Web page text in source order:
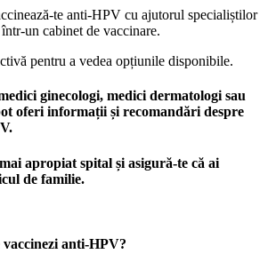
te anti-HPV cu ajutorul specialiștilor
un cabinet de vaccinare.
pentru a vedea opțiunile disponibile.
ginecologi, medici dermatologi sau
oferi informații și recomandări despre
apropiat spital și asigură-te că ai
de familie.
anti-HPV?